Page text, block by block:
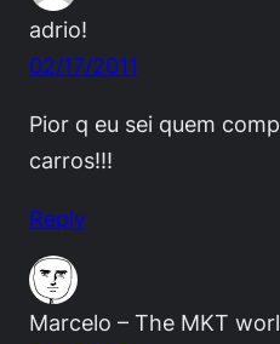
adrio!
02/17/2011
Pior q eu sei quem
carros!!!
Reply
Marcelo – The MKT